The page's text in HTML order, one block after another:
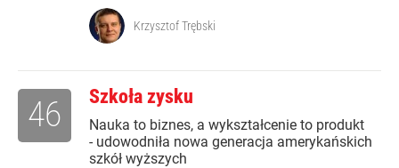
Krzysztof Trębski
Szkoła zysku
Nauka to biznes, a wykształcenie to produkt
- udowodniła nowa generacja amerykańskich
szkół wyższych
46